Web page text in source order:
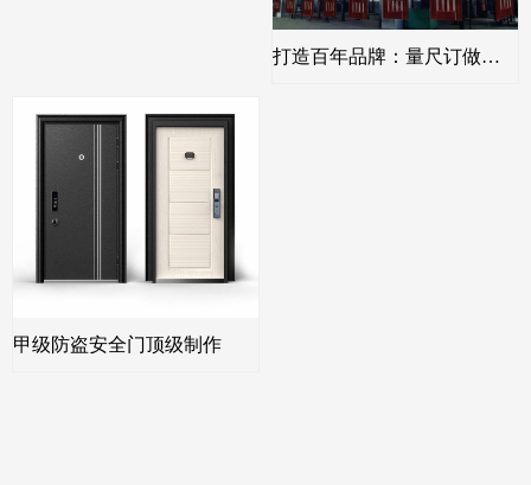
打造百年品牌：量尺订做高端防盗门
甲级防盗安全门顶级制作